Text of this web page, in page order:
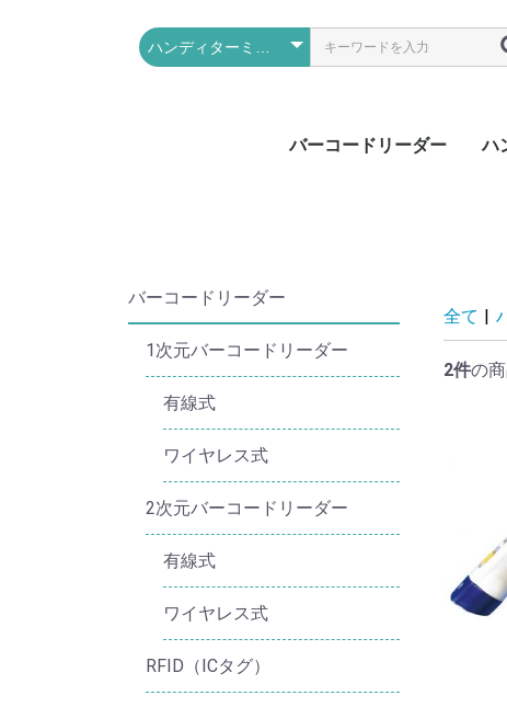
バーコードリーダー ハ
バーコードリーダー
1次元バーコードリーダー
有線式
ワイヤレス式
2次元バーコードリーダー
有線式
ワイヤレス式
RFID（ICタグ）
全て |
2件の